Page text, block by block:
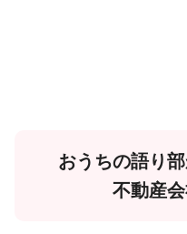
おうちの語り
不動産